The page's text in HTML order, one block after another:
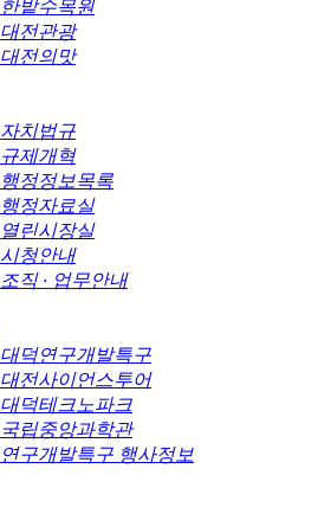
한밭수목원
대전관광
대전의맛
자치법규
규제개혁
행정정보목록
행정자료실
열린시장실
시청안내
조직 · 업무안내
대덕연구개발특구
대전사이언스투어
대덕테크노파크
국립중앙과학관
연구개발특구 행사정보